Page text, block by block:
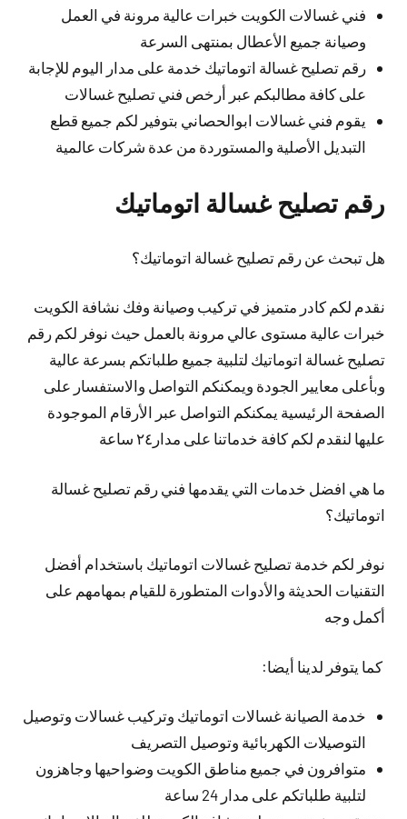
فني غسالات الكويت خبرات عالية مرونة في العمل
وصيانة جميع الأعطال بمنتهى السرعة
رقم تصليح غسالة اتوماتيك خدمة على مدار اليوم للإجابة
على كافة مطالبكم عبر أرخص فني تصليح غسالات
يقوم فني غسالات ابوالحصاني بتوفير لكم جميع قطع
التبديل الأصلية والمستوردة من عدة شركات عالمية
رقم تصليح غسالة اتوماتيك
هل تبحث عن رقم تصليح غسالة اتوماتيك؟
نقدم لكم كادر متميز في تركيب وصيانة وفك نشافة الكويت
خبرات عالية مستوى عالي مرونة بالعمل حيث نوفر لكم رقم
تصليح غسالة اتوماتيك لتلبية جميع طلباتكم بسرعة عالية
وبأعلى معايير الجودة ويمكنكم التواصل والاستفسار على
الصفحة الرئيسية يمكنكم التواصل عبر الأرقام الموجودة
عليها لنقدم لكم كافة خدماتنا على مدار٢٤ ساعة
ما هي افضل خدمات التي يقدمها فني رقم تصليح غسالة
اتوماتيك؟
نوفر لكم خدمة تصليح غسالات اتوماتيك باستخدام أفضل
التقنيات الحديثة والأدوات المتطورة للقيام بمهامهم على
أكمل وجه
كما يتوفر لدينا أيضا:
خدمة الصيانة غسالات اتوماتيك وتركيب غسالات وتوصيل
التوصيلات الكهربائية وتوصيل التصريف
متوافرون في جميع مناطق الكويت وضواحيها وجاهزون
لتلبية طلباتكم على مدار 24 ساعة